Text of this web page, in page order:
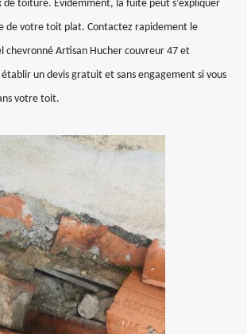
de toiture. Évidemment, la fuite peut s’expliquer
de votre toit plat. Contactez rapidement le
chevronné Artisan Hucher couvreur 47 et
un devis gratuit et sans engagement si vous
votre toit.